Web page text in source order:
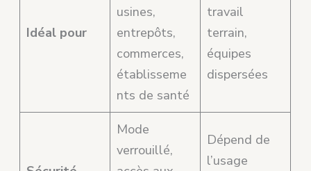
Idéal pour
usines,
entrepôts,
commerces,
établisseme
nts de santé
travail
terrain,
équipes
dispersées
Mode
verrouillé,
Dépend de
l’usage